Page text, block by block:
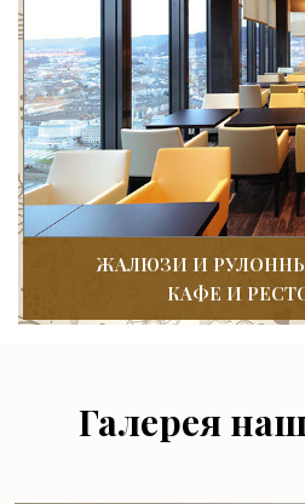
ЖАЛЮЗИ И
КАФЕ И
Галерея